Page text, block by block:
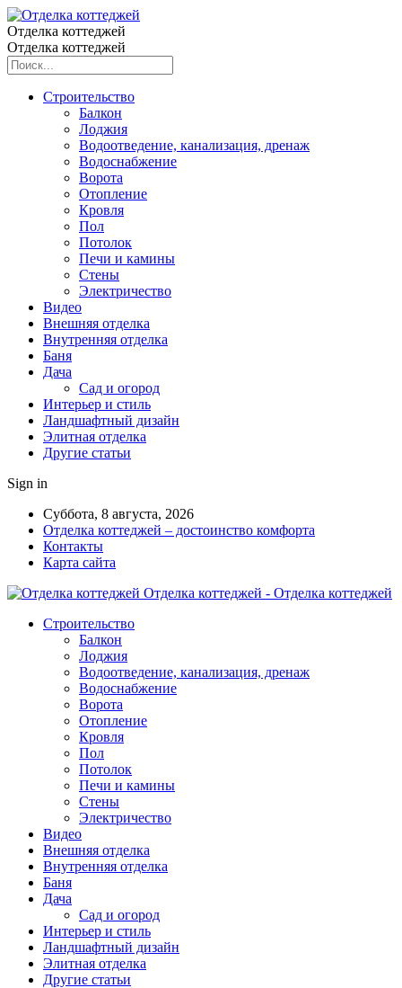
Отделка коттеджей
Отделка коттеджей
Строительство
Балкон
Лоджия
Водоотведение, канализация, дренаж
Водоснабжение
Ворота
Отопление
Кровля
Пол
Потолок
Печи и камины
Стены
Электричество
Видео
Внешняя отделка
Внутренняя отделка
Баня
Дача
Сад и огород
Интерьер и стиль
Ландшафтный дизайн
Элитная отделка
Другие статьи
Sign in
Суббота, 8 августа, 2026
Отделка коттеджей – достоинство комфорта
Контакты
Карта сайта
Отделка коттеджей - Отделка коттеджей
Строительство
Балкон
Лоджия
Водоотведение, канализация, дренаж
Водоснабжение
Ворота
Отопление
Кровля
Пол
Потолок
Печи и камины
Стены
Электричество
Видео
Внешняя отделка
Внутренняя отделка
Баня
Дача
Сад и огород
Интерьер и стиль
Ландшафтный дизайн
Элитная отделка
Другие статьи